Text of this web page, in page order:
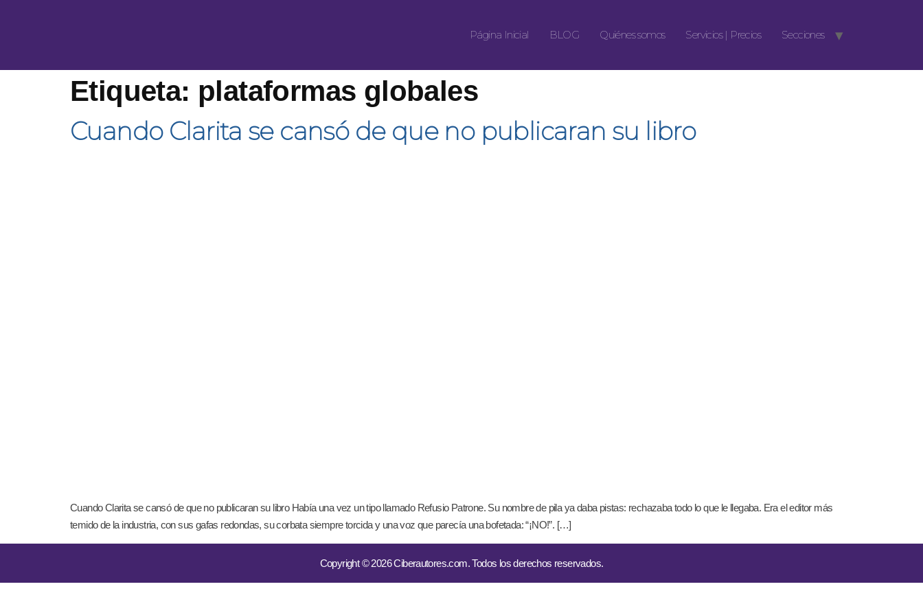
Página Inicial BLOG Quiénes somos Servicios | Precios Secciones
Etiqueta: plataformas globales
Cuando Clarita se cansó de que no publicaran su libro
Cuando Clarita se cansó de que no publicaran su libro Había una vez un tipo llamado Refusio Patrone. Su nombre de pila ya daba pistas: rechazaba todo lo que le llegaba. Era el editor más
temido de la industria, con sus gafas redondas, su corbata siempre torcida y una voz que parecía una bofetada: “¡NO!”. […]
Copyright © 2026 Ciberautores.com. Todos los derechos reservados.